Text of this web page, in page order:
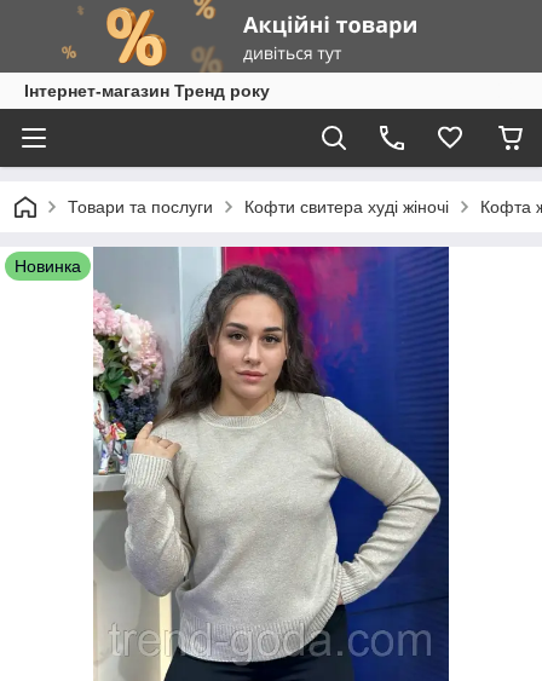
Інтернет-магазин Тренд року
Товари та послуги Кофти свитера худі жіночі Кофта
Новинка